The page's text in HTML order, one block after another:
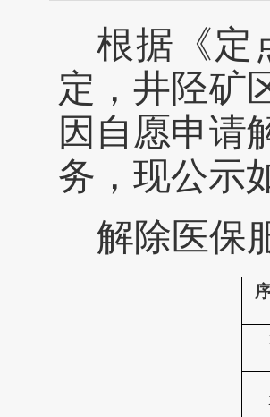
根据 《
定，井陉矿
因自愿申请
务， 现公示
解除医保